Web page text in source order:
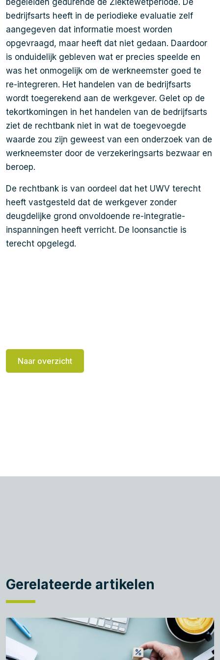
begeleiden gedurende de Ziektewetperiode. De
bedrijfsarts heeft in de periodieke evaluatie zelf
aangegeven dat informatie moest worden
opgevraagd, maar heeft dat niet gedaan. Daardoor
is onduidelijk gebleven wat er precies speelde en
was het onmogelijk om de werkneemster goed te
re-integreren. Het handelen van de bedrijfsarts
wordt toegerekend aan de werkgever. Gelet op de
tekortkomingen in het handelen van de bedrijfsarts
ziet de rechtbank niet in wat de toegevoegde
waarde zou zijn geweest van een onderzoek van de
werkneemster door de verzekeringsarts bezwaar en
beroep.
De rechtbank is van oordeel dat het UWV terecht
heeft vastgesteld dat de werkgever zonder
deugdelijke grond onvoldoende re-integratie-
inspanningen heeft verricht. De loonsanctie is
terecht opgelegd.
Naar overzicht
Gerelateerde artikelen